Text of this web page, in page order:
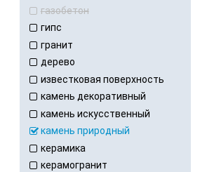
газобетон
гипс
гранит
дерево
известковая поверхность
камень декоративный
камень искусственный
камень природный
керамика
керамогранит